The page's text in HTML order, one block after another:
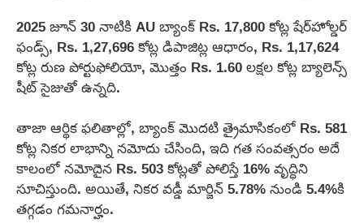
2025 జూన్ 30 నాటికి AU బ్యాంక్ Rs. 17,800 కోట్ల షేర్‌హోల్డర్
ఫండ్స్, Rs. 1,27,696 కోట్ల డిపాజిట్ల ఆధారం, Rs. 1,17,624
కోట్ల రుణ పోర్టుఫోలియో, మొత్తం Rs. 1.60 లక్షల కోట్ల బ్యాలెన్స్
షీట్ సైజుతో ఉన్నది.
తాజా ఆర్థిక ఫలితాల్లో, బ్యాంక్ మొదటి త్రైమాసికంలో Rs. 581
కోట్ల నికర లాభాన్ని నమోదు చేసింది, ఇది గత సంవత్సరం అదే
కాలంలో నమోదైన Rs. 503 కోట్లతో పోలిస్తే 16% వృద్ధిని
సూచిస్తుంది. అయితే, నికర వడ్డీ మార్జిన్ 5.78% నుండి 5.4%కి
తగ్గడం గమనార్హం.